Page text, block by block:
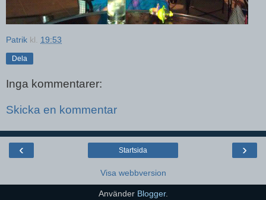
Patrik kl. 19:53
Dela
Inga kommentarer:
Skicka en kommentar
‹ ›
Startsida
Visa webbversion
Använder Blogger.